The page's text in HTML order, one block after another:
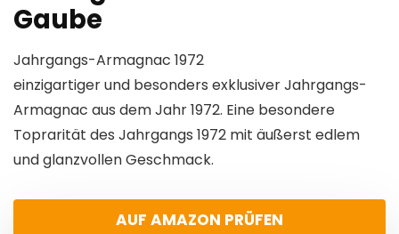
Gaube
Jahrgangs-Armagnac 1972
einzigartiger und besonders exklusiver Jahrgangs-
Armagnac aus dem Jahr 1972. Eine besondere
Toprarität des Jahrgangs 1972 mit äußerst edlem
und glanzvollen Geschmack.
AUF AMAZON PRÜFEN